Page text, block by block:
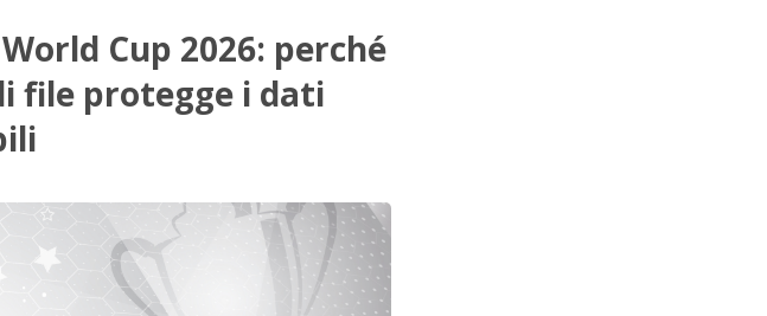
Cup 2026: perché
file protegge i dati